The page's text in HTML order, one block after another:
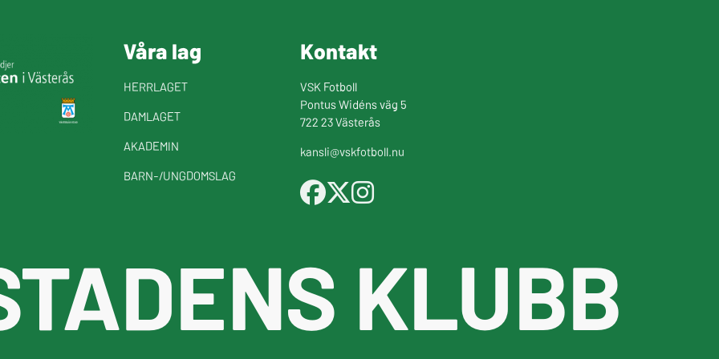
Våra lag
HERRLAGET
DAMLAGET
AKADEMIN
BARN-/UNGDOMSLAG
Kontakt
VSK Fotboll
Pontus Widéns väg 5
722 23 Västerås
kansli@vskfotboll.nu
KLUBB